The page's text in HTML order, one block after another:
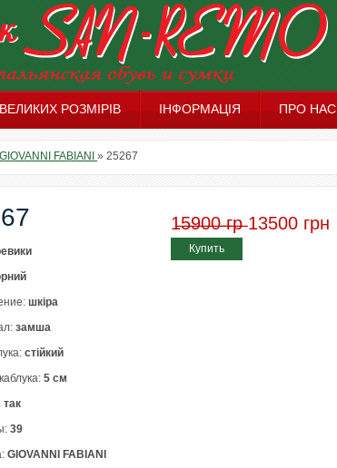
РОЗМІРІВ ІНФОРМАЦІЯ ПРО НАС
GIOVANNI FABIANI » 25267
1̶5̶9̶0̶0̶ ̶г̶р̶ 13500 грн
Купить
шкіра
замша
стійкий
5 см
так
39
GIOVANNI FABIANI